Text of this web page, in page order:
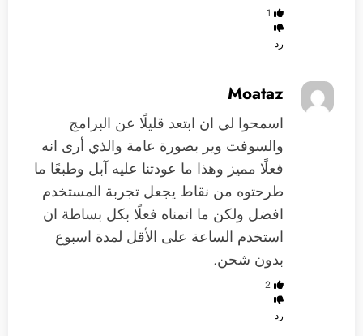
1
رد
Moataz
اسمحوا لي ان ابتعد قليلًا عن البرامج
والسوفت وير بصورة عامة والذي أرى انه
فعلًا مميز وهذا ما عودتنا عليه آبل وطبعًا ما
طرحتوه من نقاط يجعل تجربة المستخدم
افضل ولكن ما اتمناه فعلًا بكل بساطة ان
استخدم الساعة على الأقل لمدة اسبوع
بدون شحن.
2
رد